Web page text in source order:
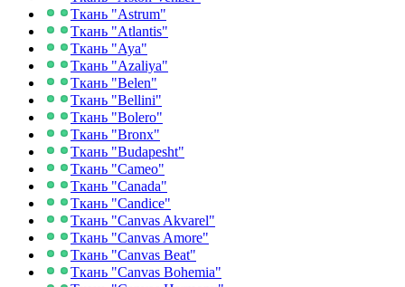
Ткань "Astrum"
Ткань "Atlantis"
Ткань "Aya"
Ткань "Azaliya"
Ткань "Belen"
Ткань "Bellini"
Ткань "Bolero"
Ткань "Bronx"
Ткань "Budapesht"
Ткань "Cameo"
Ткань "Canada"
Ткань "Candice"
Ткань "Canvas Akvarel"
Ткань "Canvas Amore"
Ткань "Canvas Beat"
Ткань "Canvas Bohemia"